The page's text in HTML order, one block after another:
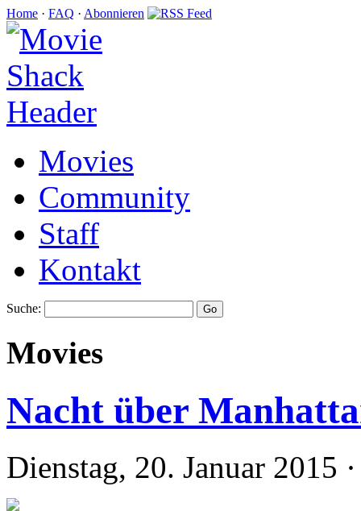
Home · FAQ · Abonnieren
Movies
Community
Staff
Kontakt
Suche:
Movies
Nacht über
Dienstag, 20. Januar 2015